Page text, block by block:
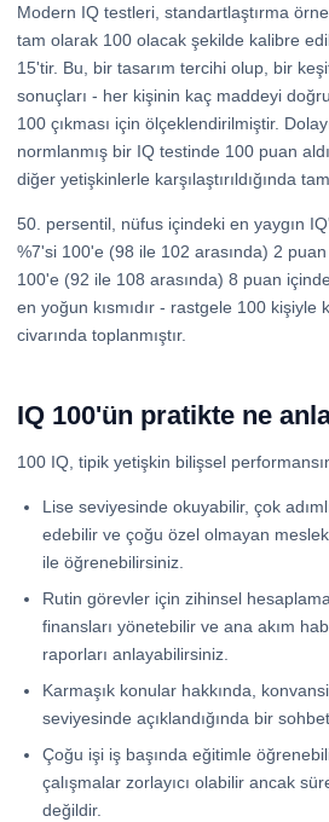
Modern IQ testleri, standartlaştırma
tam olarak 100 olacak şekilde kalibre
15'tir. Bu, bir tasarım tercihi olup, bir
sonuçları - her kişinin kaç maddeyi
100 çıkması için ölçeklendirilmiştir.
normlanmış bir IQ testinde 100 puan
diğer yetişkinlerle karşılaştırıldığında
50. persentil, nüfus içindeki en yaygın
%7'si 100'e (98 ile 102 arasında) 2
100'e (92 ile 108 arasında) 8 puan içinde
en yoğun kısmıdır - rastgele 100 kişiyle
civarında toplanmıştır.
IQ 100'ün pratikte ne
100 IQ, tipik yetişkin bilişsel
Lise seviyesinde okuyabilir, çok
edebilir ve çoğu özel olmayan
ile öğrenebilirsiniz.
Rutin görevler için zihinsel
finansları yönetebilir ve ana akım
raporları anlayabilirsiniz.
Karmaşık konular hakkında,
seviyesinde açıklandığında bir
Çoğu işi iş başında eğitimle
çalışmalar zorlayıcı olabilir ancak
değildir.